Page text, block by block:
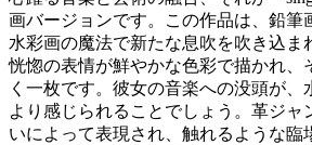
画バージョンです。この作品は、鉛筆
水彩画の魔法で新たな息吹を吹き込ま
恍惚の表情が鮮やかな色彩で描かれ、
く一枚です。彼女の音楽への没頭が、
より感じられることでしょう。革ジャ
いによって表現され、触れるような臨